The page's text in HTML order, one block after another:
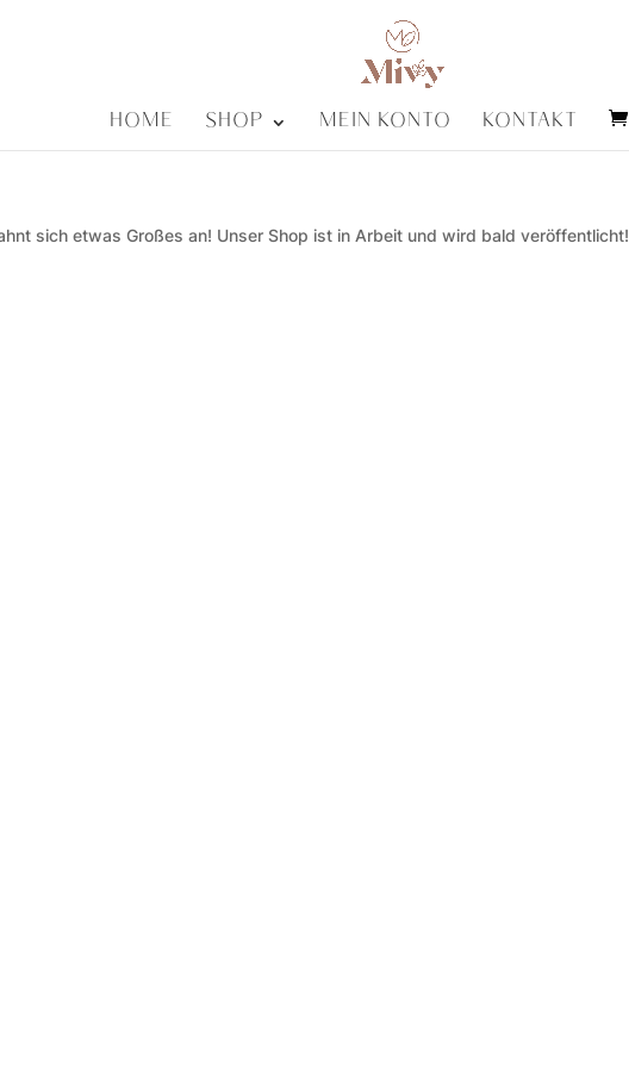
HOME SHOP MEIN KONTO KONTAKT
sich etwas Großes an! Unser Shop ist in Arbeit und wird bald veröffentlicht!